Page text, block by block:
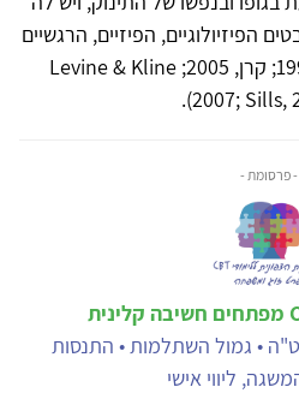
הפיזיולוגיים, הפיזיים, הרגשיים
והקוגניטיביים (צ'מברליין, 1992; קרן, 2005; Levine & Kline
2007; Sills,
- פרסומת -
• גמול השתלמות • התנסות
ליווי אישי